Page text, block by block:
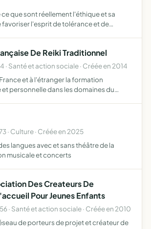
que sont réellement l'éthique et sa
favoriser l'esprit de tolérance et de
De Reiki Traditionnel
· Santé et action sociale · Créée en 2014
et à l'étranger la formation
personnelle dans les domaines du
· Culture · Créée en 2025
langues avec et sans théâtre de la
musicale et concerts
Des Createurs De
Pour Jeunes Enfants
· Santé et action sociale · Créée en 2010
de porteurs de projet et créateur de